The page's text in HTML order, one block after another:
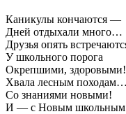
Каникулы кончаются —
Дней отдыхали много…
Друзья опять
У школьного порога
Окрепшими, здоровыми!
Хвала лесным походам…
Со знаниями новыми!
И — с Новым школьным